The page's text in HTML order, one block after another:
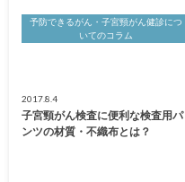
予防できるがん・子宮頸がん健診につ
いてのコラム
2017.8.4
子宮頸がん検査に便利な検査用パ
ンツの材質・不織布とは？